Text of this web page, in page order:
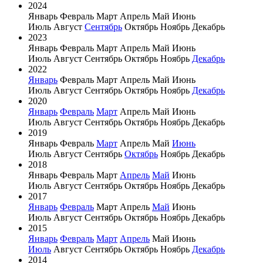
2024
Январь Февраль Март Апрель Май Июнь
Июль Август Сентябрь Октябрь Ноябрь Декабрь
2023
Январь Февраль Март Апрель Май Июнь
Июль Август Сентябрь Октябрь Ноябрь Декабрь
2022
Январь Февраль Март Апрель Май Июнь
Июль Август Сентябрь Октябрь Ноябрь Декабрь
2020
Январь Февраль Март Апрель Май Июнь
Июль Август Сентябрь Октябрь Ноябрь Декабрь
2019
Январь Февраль Март Апрель Май Июнь
Июль Август Сентябрь Октябрь Ноябрь Декабрь
2018
Январь Февраль Март Апрель Май Июнь
Июль Август Сентябрь Октябрь Ноябрь Декабрь
2017
Январь Февраль Март Апрель Май Июнь
Июль Август Сентябрь Октябрь Ноябрь Декабрь
2015
Январь Февраль Март Апрель Май Июнь
Июль Август Сентябрь Октябрь Ноябрь Декабрь
2014